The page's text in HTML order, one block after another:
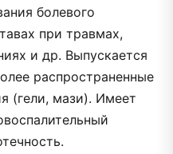
болевого
при травмах,
и др. Выпускается
распространенные
(гели, мази). Имеет